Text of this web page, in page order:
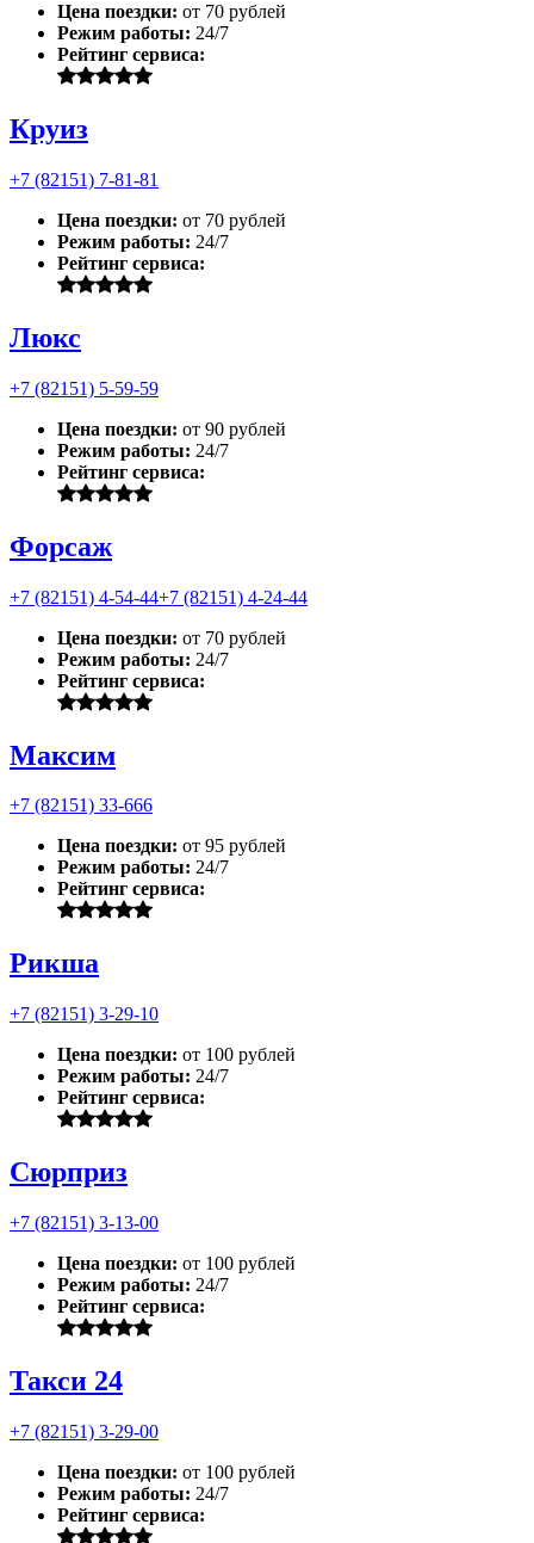
Цена поездки: от 70 рублей
Режим работы: 24/7
Рейтинг сервиса:
Круиз
+7 (82151) 7-81-81
Цена поездки: от 70 рублей
Режим работы: 24/7
Рейтинг сервиса:
Люкс
+7 (82151) 5-59-59
Цена поездки: от 90 рублей
Режим работы: 24/7
Рейтинг сервиса:
Форсаж
+7 (82151) 4-54-44+7 (82151) 4-24-44
Цена поездки: от 70 рублей
Режим работы: 24/7
Рейтинг сервиса:
Максим
+7 (82151) 33-666
Цена поездки: от 95 рублей
Режим работы: 24/7
Рейтинг сервиса:
Рикша
+7 (82151) 3-29-10
Цена поездки: от 100 рублей
Режим работы: 24/7
Рейтинг сервиса:
Сюрприз
+7 (82151) 3-13-00
Цена поездки: от 100 рублей
Режим работы: 24/7
Рейтинг сервиса:
Такси 24
+7 (82151) 3-29-00
Цена поездки: от 100 рублей
Режим работы: 24/7
Рейтинг сервиса: